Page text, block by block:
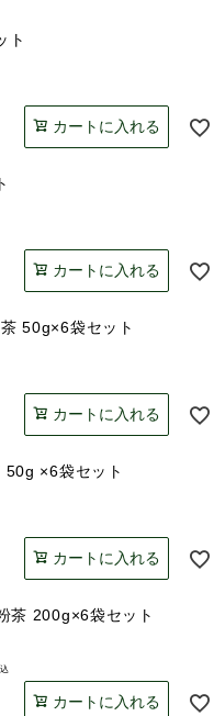
ト
カートに入れる
カートに入れる
50g×6袋セット
カートに入れる
50g ×6袋セット
カートに入れる
茶 200g×6袋セット
カートに入れる